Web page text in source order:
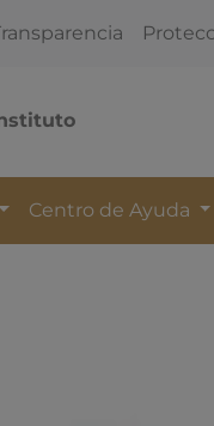
Centro de Ayuda